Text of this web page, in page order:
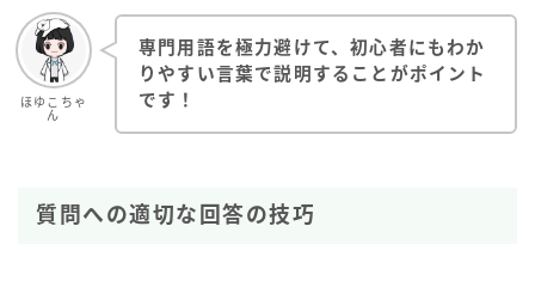
ほゆこちゃ
ん
専門用語を極力避けて、初心者にもわか
りやすい言葉で説明することがポイント
です！
質問への適切な回答の技巧